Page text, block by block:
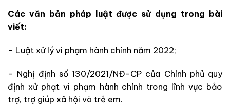
Các văn bản pháp luật được sử dụng trong bài
viết:
– Luật xử lý vi phạm hành chính năm 2022;
– Nghị định số 130/2021/NĐ-CP của Chính phủ quy
định xử phạt vi phạm hành chính trong lĩnh vực bảo
trợ, trợ giúp xã hội và trẻ em.